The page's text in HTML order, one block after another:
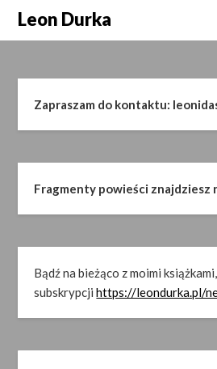
SkipLeon Durka
Zapraszam do kontaktu:
Fragmenty powieści znajdziesz
Bądź na bieżąco z moimi
subskrypcjihttps://leondurka.pl/